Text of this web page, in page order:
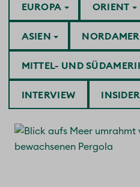
ASIEN
EUROPA
INTERVIEW
MITTEL- UND
ORIENT